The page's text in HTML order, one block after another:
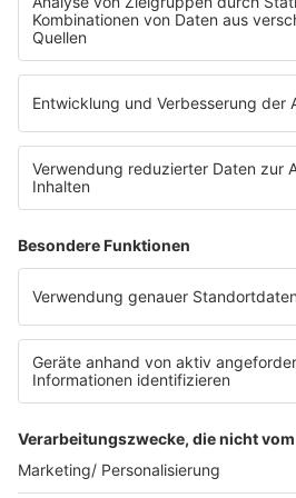
Die Uniklinik Tübingen hat ein
eröffnet. Direkt an der
E-Bikes über eine
Impressum
Datenschutzerklärung
Datenschutzeinstellungen